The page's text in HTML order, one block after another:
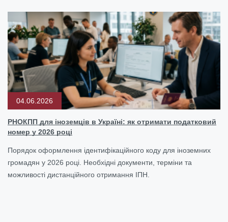
04.06.2026
РНОКПП для іноземців в Україні: як отримати податковий
номер у 2026 році
Порядок оформлення ідентифікаційного коду для іноземних
громадян у 2026 році. Необхідні документи, терміни та
можливості дистанційного отримання ІПН.